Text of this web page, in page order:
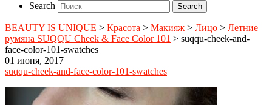
Search
BEAUTY IS UNIQUE > Красота > Макияж > Лицо > Летние
румяна SUQQU Cheek & Face Color 101 > suqqu-cheek-and-
face-color-101-swatches
01 июня, 2017
suqqu-cheek-and-face-color-101-swatches